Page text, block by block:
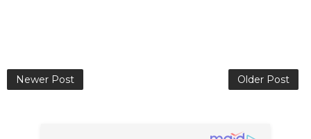
Newer Post Older Post